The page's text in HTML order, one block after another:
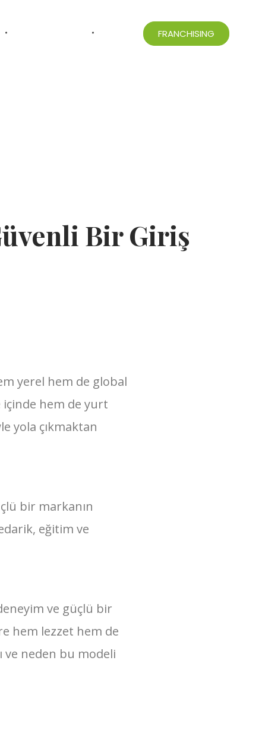
FRANCHISING
Bir Giriş
yerel hem de global
hem de yurt
yola çıkmaktan
bir markanın
eğitim ve
ve güçlü bir
hem lezzet hem de
ve neden bu modeli